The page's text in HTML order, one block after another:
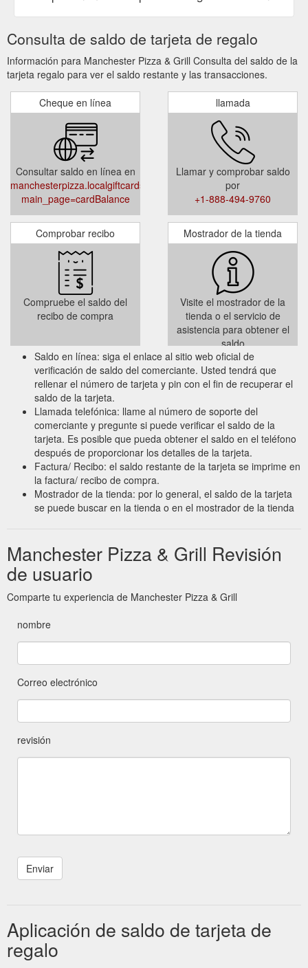
Consulta de saldo de tarjeta de regalo
Información para Manchester Pizza & Grill Consulta del saldo de la
tarjeta regalo para ver el saldo restante y las transacciones.
Cheque en línea
Consultar saldo en línea en
manchesterpizza.localgiftcards.com/index.php?
main_page=cardBalance
llamada
Llamar y comprobar saldo
por
+1-888-494-9760
Comprobar recibo
Compruebe el saldo del
recibo de compra
Mostrador de la tienda
Visite el mostrador de la
tienda o el servicio de
asistencia para obtener el
saldo
Saldo en línea: siga el enlace al sitio web oficial de
verificación de saldo del comerciante. Usted tendrá que
rellenar el número de tarjeta y pin con el fin de recuperar el
saldo de la tarjeta.
Llamada telefónica: llame al número de soporte del
comerciante y pregunte si puede verificar el saldo de la
tarjeta. Es posible que pueda obtener el saldo en el teléfono
después de proporcionar los detalles de la tarjeta.
Factura/ Recibo: el saldo restante de la tarjeta se imprime en
la factura/ recibo de compra.
Mostrador de la tienda: por lo general, el saldo de la tarjeta
se puede buscar en la tienda o en el mostrador de la tienda
Manchester Pizza & Grill Revisión
de usuario
Comparte tu experiencia de Manchester Pizza & Grill
nombre
Correo electrónico
revisión
Aplicación de saldo de tarjeta de
regalo